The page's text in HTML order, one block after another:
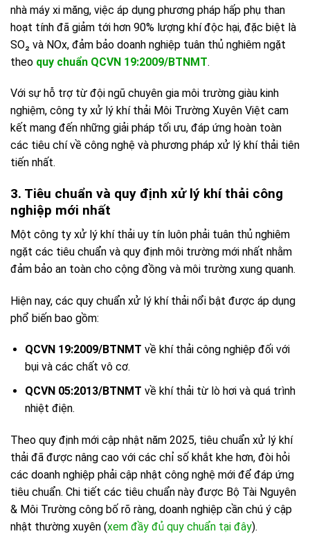
nhà máy xi măng, việc áp dụng phương pháp hấp phụ than
hoạt tính đã giảm tới hơn 90% lượng khí độc hại, đặc biệt là
SO₂ và NOx, đảm bảo doanh nghiệp tuân thủ nghiêm ngặt
theo quy chuẩn QCVN 19:2009/BTNMT.
Với sự hỗ trợ từ đội ngũ chuyên gia môi trường giàu kinh
nghiệm, công ty xử lý khí thải Môi Trường Xuyên Việt cam
kết mang đến những giải pháp tối ưu, đáp ứng hoàn toàn
các tiêu chí về công nghệ và phương pháp xử lý khí thải tiên
tiến nhất.
3. Tiêu chuẩn và quy định xử lý khí thải công
nghiệp mới nhất
Một công ty xử lý khí thải uy tín luôn phải tuân thủ nghiêm
ngặt các tiêu chuẩn và quy định môi trường mới nhất nhằm
đảm bảo an toàn cho cộng đồng và môi trường xung quanh.
Hiện nay, các quy chuẩn xử lý khí thải nổi bật được áp dụng
phổ biến bao gồm:
QCVN 19:2009/BTNMT về khí thải công nghiệp đối với
bụi và các chất vô cơ.
QCVN 05:2013/BTNMT về khí thải từ lò hơi và quá trình
nhiệt điện.
Theo quy định mới cập nhật năm 2025, tiêu chuẩn xử lý khí
thải đã được nâng cao với các chỉ số khắt khe hơn, đòi hỏi
các doanh nghiệp phải cập nhật công nghệ mới để đáp ứng
tiêu chuẩn. Chi tiết các tiêu chuẩn này được Bộ Tài Nguyên
& Môi Trường công bố rõ ràng, doanh nghiệp cần chú ý cập
nhật thường xuyên (xem đầy đủ quy chuẩn tại đây).